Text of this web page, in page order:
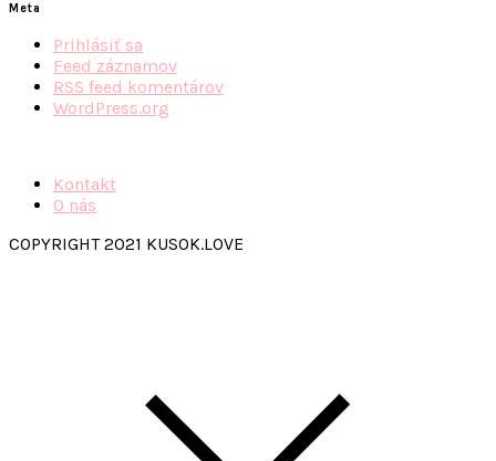
Meta
Prihlásiť sa
Feed záznamov
RSS feed komentárov
WordPress.org
Kontakt
O nás
COPYRIGHT 2021 KUSOK.LOVE